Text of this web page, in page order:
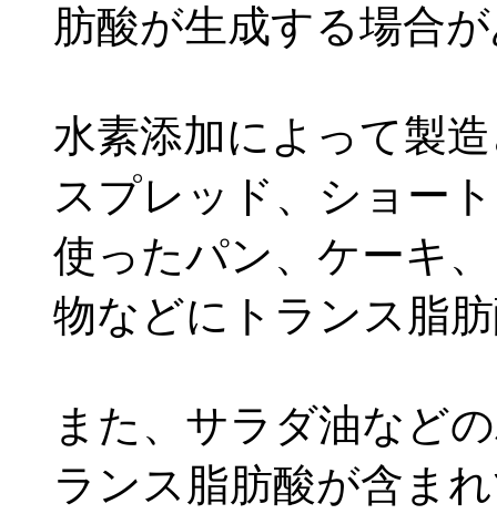
肪酸が生成する場合
水素添加によって製
スプレッド、ショー
使ったパン、ケーキ
物などにトランス脂
また、サラダ油など
ランス脂肪酸が含ま